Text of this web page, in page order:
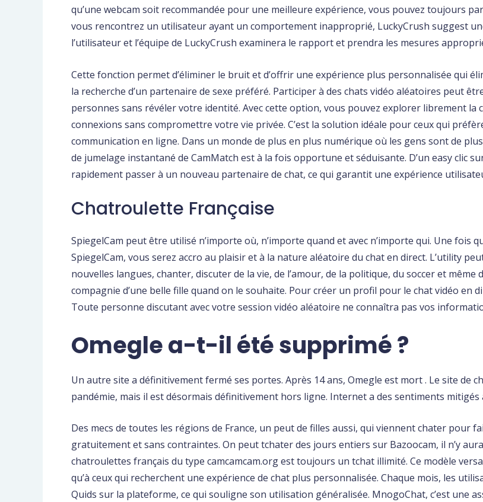
qu’une webcam soit recommandée pour une meilleure expérience, vous pouvez toujours
vous rencontrez un utilisateur ayant un comportement inapproprié, LuckyCrush suggest
l’utilisateur et l’équipe de LuckyCrush examinera le rapport et prendra les mesures
Cette fonction permet d’éliminer le bruit et d’offrir une expérience plus personnalisée qui
la recherche d’un partenaire de sexe préféré. Participer à des chats vidéo aléatoires peut
personnes sans révéler votre identité. Avec cette option, vous pouvez explorer librement la
connexions sans compromettre votre vie privée. C’est la solution idéale pour ceux qui
communication en ligne. Dans un monde de plus en plus numérique où les gens sont de
de jumelage instantané de CamMatch est à la fois opportune et séduisante. D’un easy clic
rapidement passer à un nouveau partenaire de chat, ce qui garantit une expérience
Chatroulette Française
SpiegelCam peut être utilisé n’importe où, n’importe quand et avec n’importe qui. Une fois
SpiegelCam, vous serez accro au plaisir et à la nature aléatoire du chat en direct. L’utility
nouvelles langues, chanter, discuter de la vie, de l’amour, de la politique, du soccer et même
compagnie d’une belle fille quand on le souhaite. Pour créer un profil pour le chat vidéo en
Toute personne discutant avec votre session vidéo aléatoire ne connaîtra pas vos
Omegle a-t-il été supprimé ?
Un autre site a définitivement fermé ses portes. Après 14 ans, Omegle est mort . Le site de
pandémie, mais il est désormais définitivement hors ligne. Internet a des sentiments
Des mecs de toutes les régions de France, un peut de filles aussi, qui viennent chater pour
gratuitement et sans contraintes. On peut tchater des jours entiers sur Bazoocam, il n’y
chatroulettes français du type camcamcam.org est toujours un tchat illimité. Ce modèle
qu’à ceux qui recherchent une expérience de chat plus personnalisée. Chaque mois, les
Quids sur la plateforme, ce qui souligne son utilisation généralisée. MnogoChat, c’est une